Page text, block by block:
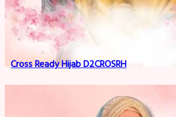
Cross Ready Hijab D2CROSRH